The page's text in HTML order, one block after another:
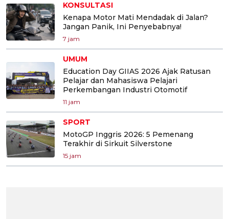
KONSULTASI
Kenapa Motor Mati Mendadak di Jalan?
Jangan Panik, Ini Penyebabnya!
7 jam
UMUM
Education Day GIIAS 2026 Ajak Ratusan
Pelajar dan Mahasiswa Pelajari
Perkembangan Industri Otomotif
11 jam
SPORT
MotoGP Inggris 2026: 5 Pemenang
Terakhir di Sirkuit Silverstone
15 jam